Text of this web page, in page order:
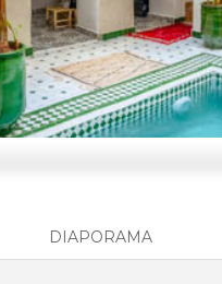
DIAPORAMA